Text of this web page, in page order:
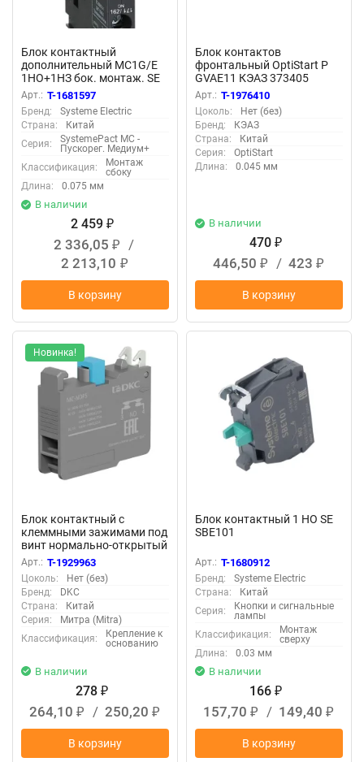
Блок контактный
дополнительный MC1G/E
1НО+1НЗ бок. монтаж. SE
MASN11
Арт.: T-1681597
Бренд:
Systeme Electric
Страна:
Китай
Серия:
SystemePact MC -
Пускорег. Медиум+
Классификация:
Монтаж
сбоку
Длина:
0.075 мм
В наличии
2 459 ₽
2 336,05 ₽
/
2 213,10 ₽
В корзину
Блок контактов
фронтальный OptiStart P
GVAE11 КЭАЗ 373405
Арт.: T-1976410
Цоколь:
Нет (без)
Бренд:
КЭАЗ
Страна:
Китай
Серия:
OptiStart
Длина:
0.045 мм
В наличии
470 ₽
446,50 ₽ / 423 ₽
В корзину
Новинка!
Блок контактный с
клеммными зажимами под
винт нормально-открытый
DKC MC-NOPS
Арт.: T-1929963
Цоколь:
Нет (без)
Бренд:
DKC
Страна:
Китай
Серия:
Митра (Mitra)
Классификация:
Крепление к
основанию
В наличии
278 ₽
264,10 ₽ / 250,20 ₽
В корзину
Блок контактный 1 НО SE
SBE101
Арт.: T-1680912
Бренд:
Systeme Electric
Страна:
Китай
Серия:
Кнопки и сигнальные
лампы
Классификация:
Монтаж
сверху
Длина:
0.03 мм
В наличии
166 ₽
157,70 ₽ / 149,40 ₽
В корзину